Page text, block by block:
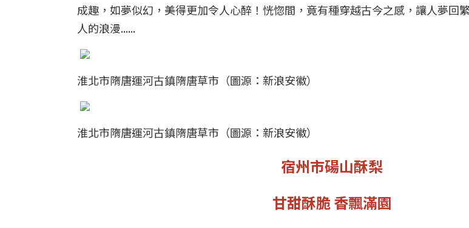
成趣，如夢似幻，美得更加令人心醉！恍惚間，竟有種穿越古今之感，讓人夢回
人的浪漫......
淮北市隋唐運河古鎮隋唐草市（圖源：新浪安徽）
淮北市隋唐運河古鎮隋唐草市（圖源：新浪安徽）
宿州市碭山酥梨
甘甜酥脆 香飄滿園